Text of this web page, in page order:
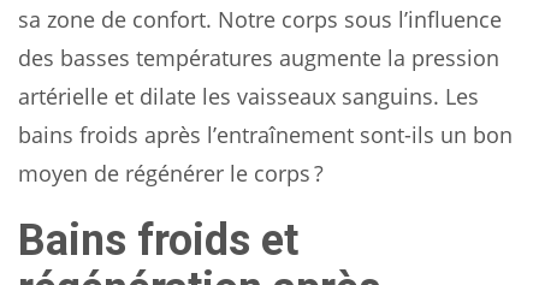
sa zone de confort. Notre corps sous l’influence
des basses températures augmente la pression
artérielle et dilate les vaisseaux sanguins. Les
bains froids après l’entraînement sont-ils un bon
moyen de régénérer le corps ?
Bains froids et